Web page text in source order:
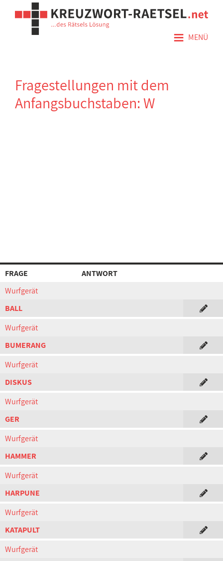
≡ MENÜ
Fragestellungen mit dem
Anfangsbuchstaben: W
FRAGE
ANTWORT
Wurfgerät
BALL
Wurfgerät
BUMERANG
Wurfgerät
DISKUS
Wurfgerät
GER
Wurfgerät
HAMMER
Wurfgerät
HARPUNE
Wurfgerät
KATAPULT
Wurfgerät